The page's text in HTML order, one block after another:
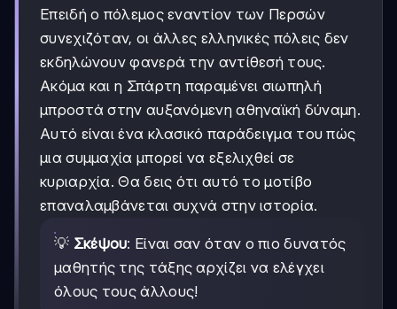
Επειδή ο πόλεμος εναντίον των Περσών
συνεχιζόταν, οι άλλες ελληνικές πόλεις δεν
εκδηλώνουν φανερά την αντίθεσή τους.
Ακόμα και η Σπάρτη παραμένει σιωπηλή
μπροστά στην αυξανόμενη αθηναϊκή δύναμη.
Αυτό είναι ένα κλασικό παράδειγμα του πώς
μια συμμαχία μπορεί να εξελιχθεί σε
κυριαρχία. Θα δεις ότι αυτό το μοτίβο
επαναλαμβάνεται συχνά στην ιστορία.
💡 Σκέψου: Είναι σαν όταν ο πιο δυνατός
μαθητής της τάξης αρχίζει να ελέγχει
όλους τους άλλους!